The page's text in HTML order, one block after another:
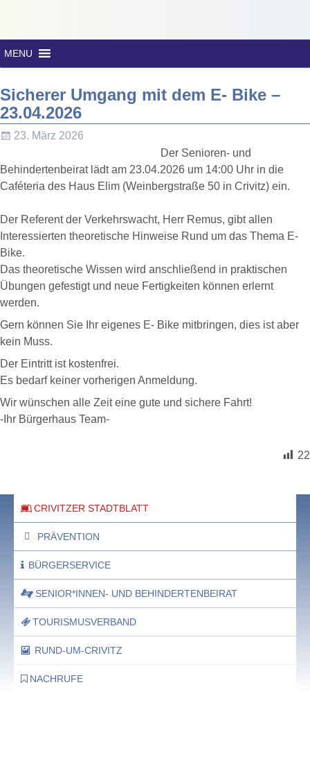
MENU
Sicherer Umgang mit dem E- Bike –
23.04.2026
23. März 2026
Der Senioren- und
Behindertenbeirat lädt am 23.04.2026 um 14:00 Uhr in die
Caféteria des Haus Elim (Weinbergstraße 50 in Crivitz) ein.
Der Referent der Verkehrswacht, Herr Remus, gibt allen
Interessierten theoretische Hinweise Rund um das Thema E-
Bike.
Das theoretische Wissen wird anschließend in praktischen
Übungen gefestigt und neue Fertigkeiten können erlernt
werden.
Gern können Sie Ihr eigenes E- Bike mitbringen, dies ist aber
kein Muss.
Der Eintritt ist kostenfrei.
Es bedarf keiner vorherigen Anmeldung.
Wir wünschen alle Zeit eine gute und sichere Fahrt!
-Ihr Bürgerhaus Team-
22
CRIVITZER STADTBLATT
PRÄVENTION
BÜRGERSERVICE
SENIOR*INNEN- UND BEHINDERTENBEIRAT
TOURISMUSVERBAND
RUND-UM-CRIVITZ
NACHRUFE